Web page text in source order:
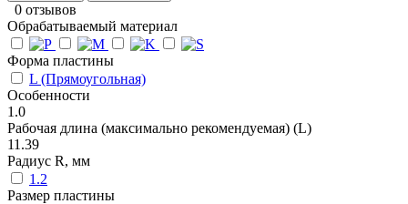
0 отзывов
Обрабатываемый материал
Форма пластины
L (Прямоугольная)
Особенности
1.0
Рабочая длина (максимально рекомендуемая) (L)
11.39
Радиус R, мм
1.2
Размер пластины